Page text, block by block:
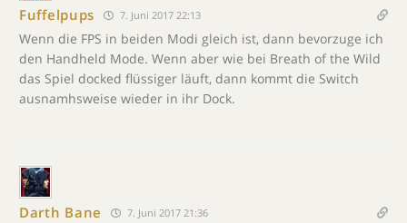
Fuffelpups 7. Juni 2017 22:13
Wenn die FPS in beiden Modi gleich ist, dann bevorzuge ich
den Handheld Mode. Wenn aber wie bei Breath of the Wild
das Spiel docked flüssiger läuft, dann kommt die Switch
ausnamhsweise wieder in ihr Dock.
Darth Bane 7. Juni 2017 21:36